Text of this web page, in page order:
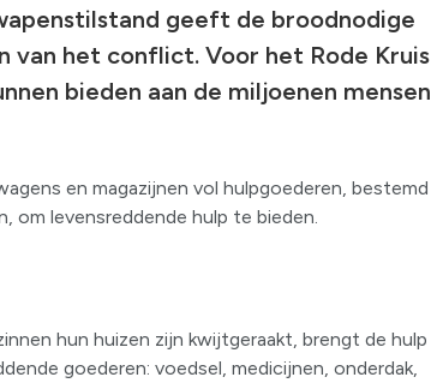
geeft de broodnodige
van het conflict. Voor het Rode Kruis
bieden aan de miljoenen mensen
en magazijnen vol hulpgoederen, bestemd
om levensreddende hulp te bieden.
hun huizen zijn kwijtgeraakt, brengt de hulp
goederen: voedsel, medicijnen, onderdak,